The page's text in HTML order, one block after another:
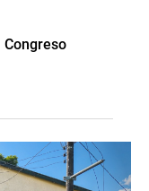
Congreso